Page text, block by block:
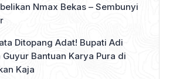
Nmax Bekas – Sembunyi
Ditopang Adat! Bupati Adi
Guyur Bantuan Karya Pura di
Kaja